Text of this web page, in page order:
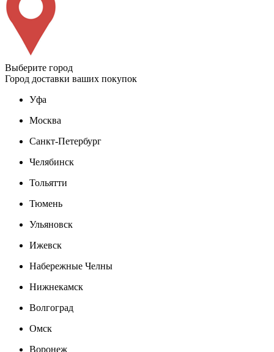
Выберите город
Город доставки ваших покупок
Уфа
Москва
Санкт-Петербург
Челябинск
Тольятти
Тюмень
Ульяновск
Ижевск
Набережные Челны
Нижнекамск
Волгоград
Омск
Воронеж